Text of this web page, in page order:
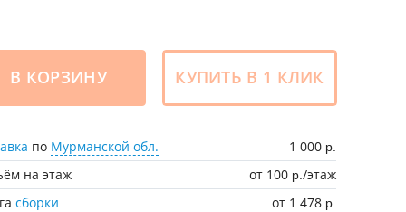
В КОРЗИНУ КУПИТЬ В 1 КЛИК
по Мурманской обл. 1 000 р.
на этаж от 100 р./этаж
сборки от 1 478 р.